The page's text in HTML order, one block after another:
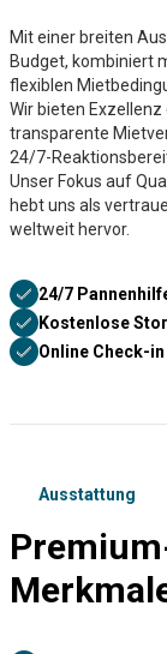
Mit einer breiten
Budget, kombiniert
flexiblen
Wir bieten
transparente
24/7-
Unser Fokus auf
hebt uns als
weltweit hervor.
24/7
Kostenlose
Online Check-in
Ausstattung